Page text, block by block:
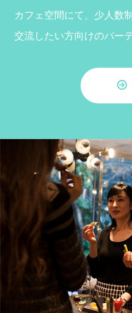
カフェ空間にて、少人数
交流したい方向けのパー